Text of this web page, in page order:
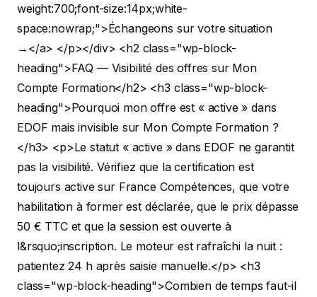
weight:700;font-size:14px;white-
space:nowrap;">Échangeons sur votre situation
→</a> </p></div> <h2 class="wp-block-
heading">FAQ — Visibilité des offres sur Mon
Compte Formation</h2> <h3 class="wp-block-
heading">Pourquoi mon offre est « active » dans
EDOF mais invisible sur Mon Compte Formation ?
</h3> <p>Le statut « active » dans EDOF ne garantit
pas la visibilité. Vérifiez que la certification est
toujours active sur France Compétences, que votre
habilitation à former est déclarée, que le prix dépasse
50 € TTC et que la session est ouverte à
l&rsquo;inscription. Le moteur est rafraîchi la nuit :
patientez 24 h après saisie manuelle.</p> <h3
class="wp-block-heading">Combien de temps faut-il